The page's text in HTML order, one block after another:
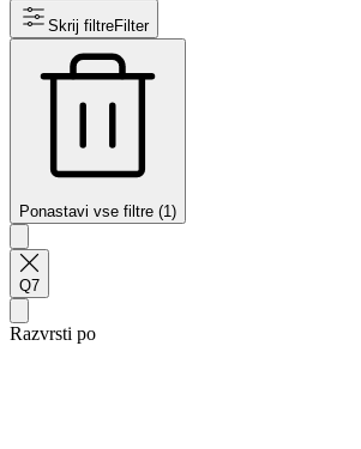
Skrij filtreFilter
Ponastavi vse filtre (1)
Q7
Razvrsti po